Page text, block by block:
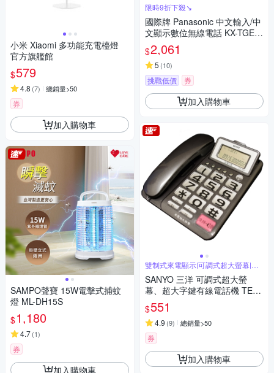
小米 Xiaomi 多功能充電檯燈
官方旗艦館
$579
4.8 (7) 總銷量>50
券
加入購物車
SAMPO聲寶 15W電擊式捕蚊
燈 ML-DH15S
$1,180
4.7(1)
券
加入購物車
限時9折下殺↘
國際牌 Panasonic 中文輸入/中
文顯示數位無線電話 KX-TGE6
10TWB
$2,061
5 (10)
挑戰低價 券
加入購物車
雙制式來電顯示|可調式超大螢幕|超
大字鍵
SANYO 三洋 可調式超大螢
幕、超大字鍵有線電話機 TEL-
827(三色可選)
$551
4.9 (9) 總銷量>50
券
加入購物車